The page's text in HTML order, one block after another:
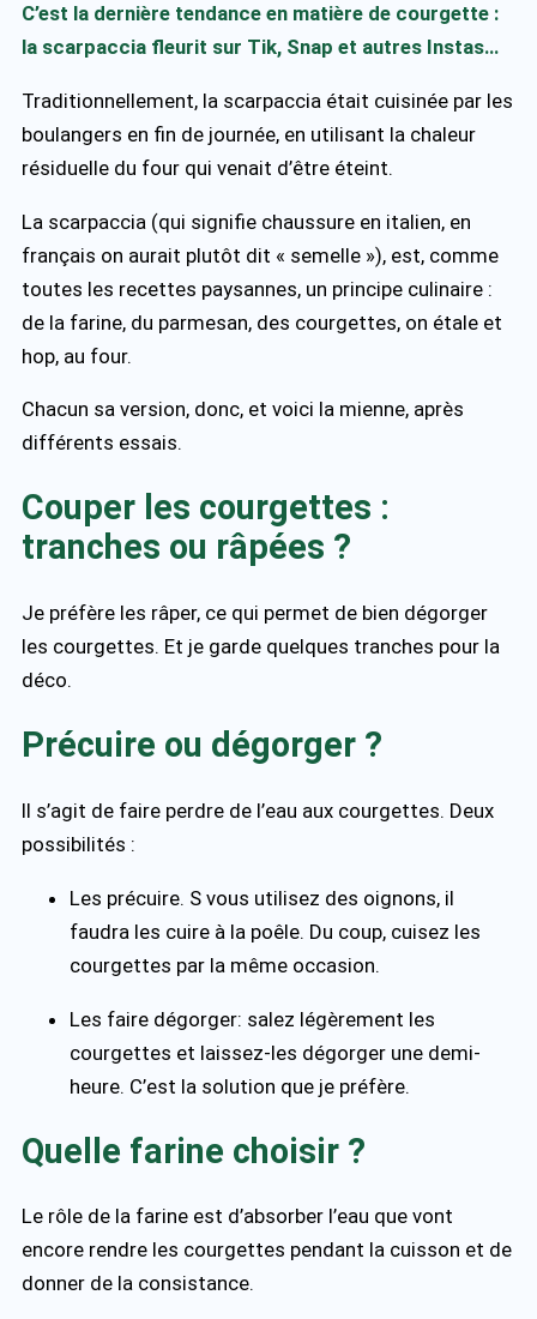
C’est la dernière tendance en matière de courgette :
la scarpaccia fleurit sur Tik, Snap et autres Instas…
Traditionnellement, la scarpaccia était cuisinée par les
boulangers en fin de journée, en utilisant la chaleur
résiduelle du four qui venait d’être éteint.
La scarpaccia (qui signifie chaussure en italien, en
français on aurait plutôt dit « semelle »), est, comme
toutes les recettes paysannes, un principe culinaire :
de la farine, du parmesan, des courgettes, on étale et
hop, au four.
Chacun sa version, donc, et voici la mienne, après
différents essais.
Couper les courgettes :
tranches ou râpées ?
Je préfère les râper, ce qui permet de bien dégorger
les courgettes. Et je garde quelques tranches pour la
déco.
Précuire ou dégorger ?
Il s’agit de faire perdre de l’eau aux courgettes. Deux
possibilités :
Les précuire. S vous utilisez des oignons, il
faudra les cuire à la poêle. Du coup, cuisez les
courgettes par la même occasion.
Les faire dégorger: salez légèrement les
courgettes et laissez-les dégorger une demi-
heure. C’est la solution que je préfère.
Quelle farine choisir ?
Le rôle de la farine est d’absorber l’eau que vont
encore rendre les courgettes pendant la cuisson et de
donner de la consistance.